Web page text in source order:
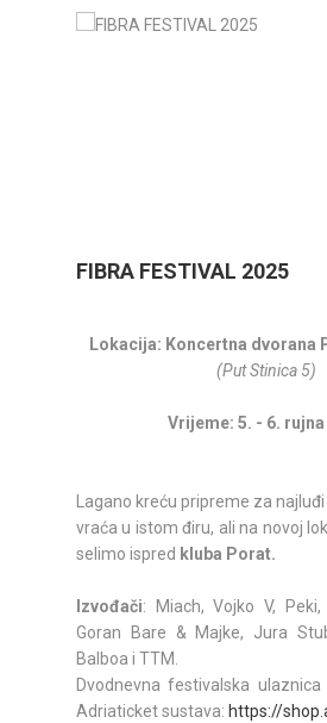
FIBRA FESTIVAL 2025
Lokacija: Koncertna dvorana
(Put Stinica 5)
Vrijeme: 5. - 6. rujna
Lagano kreću pripreme za
vraća u istom điru, ali na novoj
selimo ispred kluba Porat.
Izvođači: Miach, Vojko V, Peki,
Goran Bare & Majke, Jura
Balboa i TTM.
Dvodnevna festivalska
Adriaticket sustava: https://